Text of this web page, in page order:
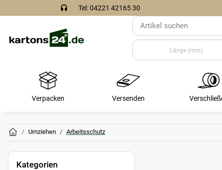
Tel: 04221 42165 30
Verpacken Versenden
Umziehen Arbeitsschutz
Kategorien